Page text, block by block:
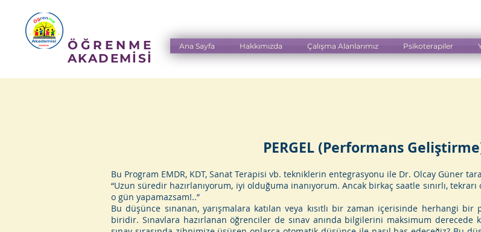
ÖĞRENME
AKADEMİSİ
Ana Sayfa Hakkımızda Çalışma Alanlarımız Psikoterapiler
PERGEL (Performans
Bu Program EMDR, KDT, Sanat Terapisi vb. tekniklerin entegrasyonu ile Dr. Olcay Güner
“Uzun süredir hazırlanıyorum, iyi olduğuma inanıyorum. Ancak birkaç saatle sınırlı,
o gün yapamazsam!..”
Bu düşünce sınanan, yarışmalara katılan veya kısıtlı bir zaman içerisinde herhangi
biridir. Sınavlara hazırlanan öğrenciler de sınav anında bilgilerini maksimum